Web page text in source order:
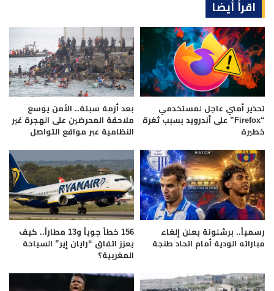
اقرأ أيضا
تحذير أمني عاجل لمستخدمي
“Firefox” على أندرويد بسبب ثغرة
خطيرة
بعد أزمة سبتة.. الأمن يوسع
ملاحقة المحرضين على الهجرة غير
النظامية عبر مواقع التواصل
رسمياً.. برشلونة يعلن إلغاء
مباراته الودية أمام اتحاد طنجة
156 خطاً جوياً و13 مطاراً.. كيف
يعزز اتفاق “رايان إير” السياحة
المغربية؟